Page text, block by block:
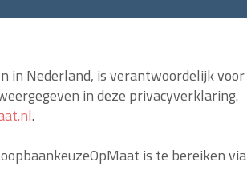
in Nederland, is verantwoordelijk voor
in deze privacyverklaring.
.
is te bereiken via